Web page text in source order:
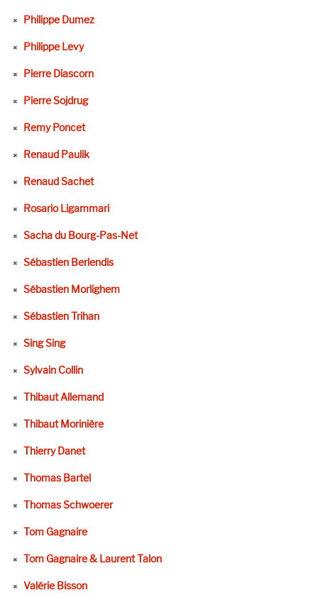
Philippe Dumez
Philippe Levy
Pierre Diascorn
Pierre Sojdrug
Remy Poncet
Renaud Paulik
Renaud Sachet
Rosario Ligammari
Sacha du Bourg-Pas-Net
Sébastien Berlendis
Sébastien Morlighem
Sébastien Trihan
Sing Sing
Sylvain Collin
Thibaut Allemand
Thibaut Morinière
Thierry Danet
Thomas Bartel
Thomas Schwoerer
Tom Gagnaire
Tom Gagnaire & Laurent Talon
Valérie Bisson